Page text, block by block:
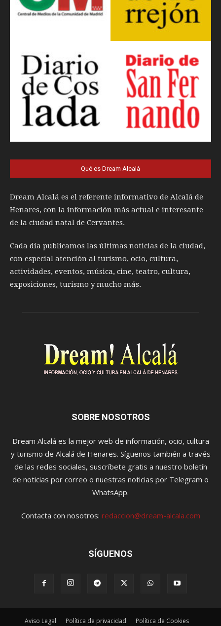
Qué es Dream Alcalá
Dream Alcalá es el referente informativo de Alcalá de
Henares, con la información más actual e interesante
de la ciudad natal de Cervantes.
Cada día publicamos las últimas noticias de la ciudad,
con especial atención al turismo, ocio, cultura,
actividades, eventos, música, cine, teatro, cultura,
exposiciones, turismo y mucho más.
SOBRE NOSOTROS
Dream Alcalá es la mejor web de información, ocio, cultura
y turismo de Alcalá de Henares. Síguenos también a través
de las redes sociales, suscríbete gratis a nuestro boletín
de noticias por correo o nuestras noticias por Telegram o
WhatsApp.
Contacta con nosotros: redaccion@dream-alcala.com
SÍGUENOS
Aviso Legal Política de privacidad Política de Cookies